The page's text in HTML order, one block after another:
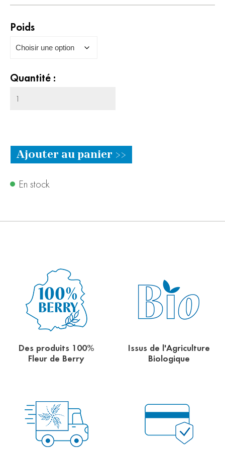
Poids
Quantité :
Ajouter au panier >>
En stock
Des produits 100%
Fleur de Berry
Issus de l'Agriculture
Biologique